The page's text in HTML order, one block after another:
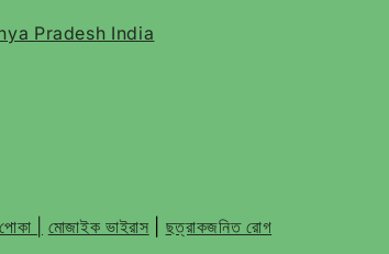
Pradesh India
| মোজাইক ভাইরাস
ছত্রাকজনিত রোগ